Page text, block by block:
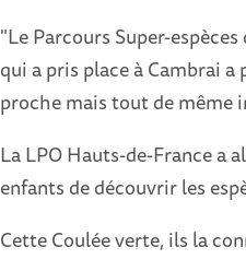
"Le Parcours Super-
qui a pris place à Cambrai
proche mais tout de même
La LPO Hauts-de-France a
enfants de découvrir les
Cette Coulée verte, ils la